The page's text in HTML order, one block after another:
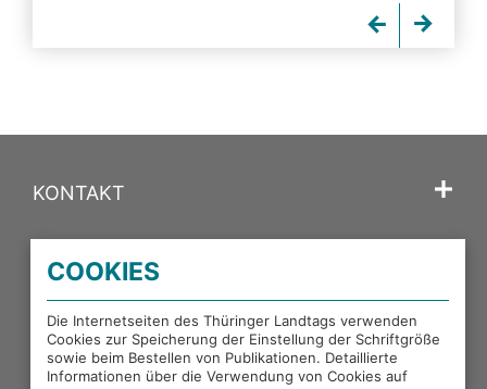
KONTAKT
PORTALE DES THÜRINGER LANDTAGS
EXTERNE LINKS
COOKIES
Die Internetseiten des Thüringer Landtags verwenden
Cookies zur Speicherung der Einstellung der Schriftgröße
sowie beim Bestellen von Publikationen. Detaillierte
Informationen über die Verwendung von Cookies auf